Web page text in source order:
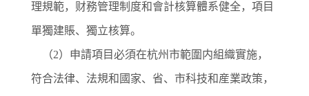
理規範，财務管理制度和會計核算體系健全，項目
單獨建賬、獨立核算。
（2）申請項目必須在杭州市範圍内組織實施，
符合法律、法規和國家、省、市科技和産業政策，